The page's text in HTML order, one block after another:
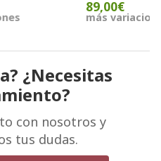
más variaciones
¿Necesitas
con nosotros y
tus dudas.